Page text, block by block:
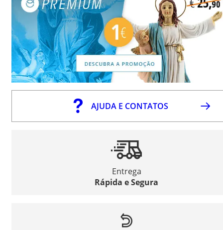
AJUDA E CONTATOS
Entrega
Rápida e Segura